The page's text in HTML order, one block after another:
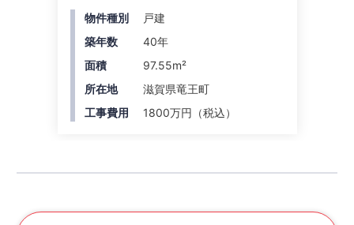
物件種別
戸建
築年数
40年
面積
97.55m²
所在地
滋賀県竜王町
工事費用
1800万円（税込）